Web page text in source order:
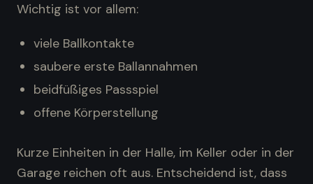
Wichtig ist vor allem:
viele Ballkontakte
saubere erste Ballannahmen
beidfüßiges Passspiel
offene Körperstellung
Kurze Einheiten in der Halle, im Keller oder in der
Garage reichen oft aus. Entscheidend ist, dass